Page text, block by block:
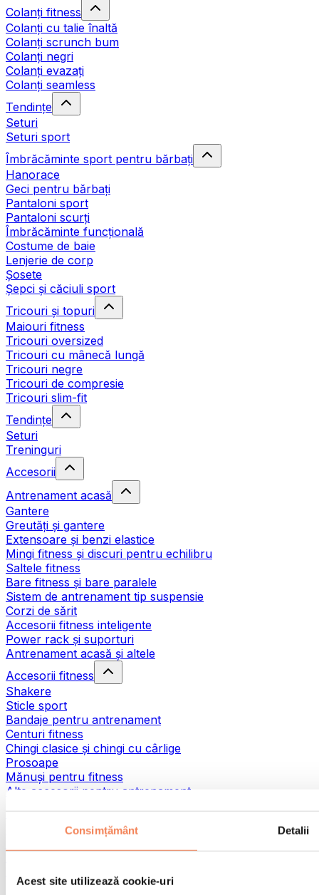
Consimțământ Detalii
Acest site utilizează cookie-uri
Colanți fitness
Colanți cu talie înaltă
Colanți scrunch bum
Colanți negri
Colanți evazați
Colanți seamless
Tendințe
Seturi
Seturi sport
Îmbrăcăminte sport pentru bărbați
Hanorace
Geci pentru bărbați
Pantaloni sport
Pantaloni scurți
Îmbrăcăminte funcțională
Costume de baie
Lenjerie de corp
Șosete
Șepci și căciuli sport
Tricouri și topuri
Maiouri fitness
Tricouri oversized
Tricouri cu mânecă lungă
Tricouri negre
Tricouri de compresie
Tricouri slim-fit
Tendințe
Seturi
Treninguri
Accesorii
Antrenament acasă
Gantere
Greutăți și gantere
Extensoare și benzi elastice
Mingi fitness și discuri pentru echilibru
Saltele fitness
Bare fitness și bare paralele
Sistem de antrenament tip suspensie
Corzi de sărit
Accesorii fitness inteligente
Power rack și suporturi
Antrenament acasă și altele
Accesorii fitness
Shakere
Sticle sport
Bandaje pentru antrenament
Centuri fitness
Chingi clasice și chingi cu cârlige
Prosoape
Mănuși pentru fitness
Alte accesorii pentru antrenament
Ajutoare pentru reabilitare
Pistoale de masaj